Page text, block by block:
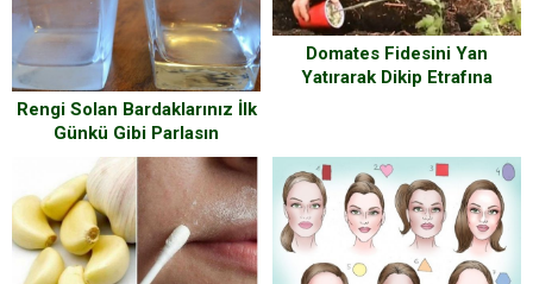
Rengi Solan Bardaklarınız İlk
Günkü Gibi Parlasın
Domates Fidesini Yan
Yatırarak Dikip Etrafına